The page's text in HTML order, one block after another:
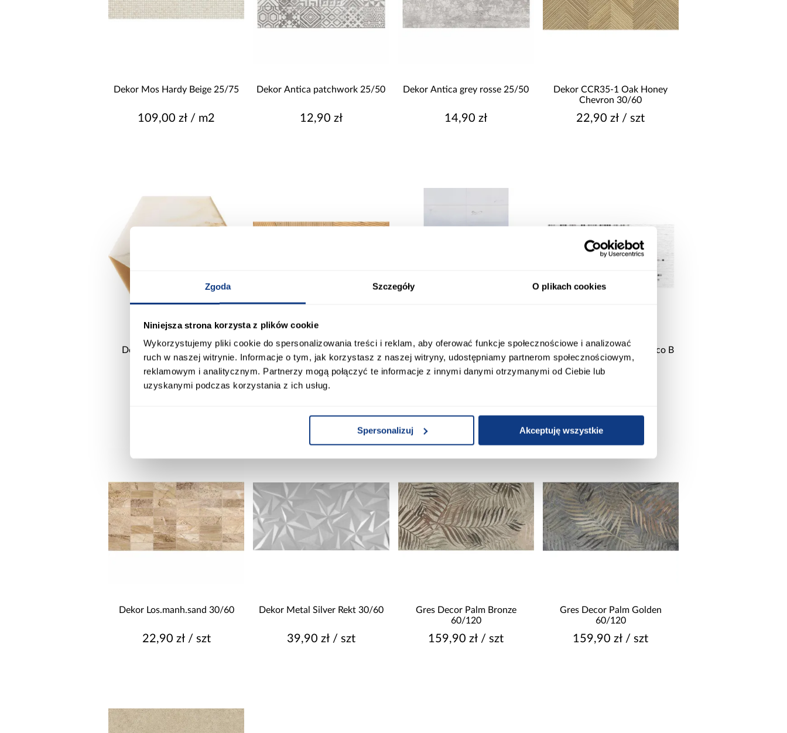
Zgoda Szczegóły O plikach cookies
Niniejsza strona korzysta z plików cookie
Wykorzystujemy pliki cookie do spersonalizowania treści i reklam, aby oferować funkcje społecznościowe i analizować
ruch w naszej witrynie. Informacje o tym, jak korzystasz z naszej witryny, udostępniamy partnerom społecznościowym,
reklamowym i analitycznym. Partnerzy mogą połączyć te informacje z innymi danymi otrzymanymi od Ciebie lub
uzyskanymi podczas korzystania z ich usług.
Spersonalizuj Akceptuję wszystkie
imitacja cegły
Pokaż więcej
do wewnątrz i na zewnątrz
Dekor Mos Hardy Beige 25/75
109,00 zł / m2
Dekor Antica patchwork 25/50
12,90 zł
Dekor Antica grey rosse 25/50
14,90 zł
Dekor CCR35-1 Oak Honey
Chevron 30/60
22,90 zł / szt
Dekor Flare Gold Hexagon
11/12,5
10,90 zł / m2
Dekor Flare Wood 30,8/60,8
75,90 zł
Dekor Heron 149,8/239,8
1 590,00 zł
Dekor Inserto carmen blanco B
25/50
29,90 zł / szt
Dekor Los.manh.sand 30/60
22,90 zł / szt
Dekor Metal Silver Rekt 30/60
39,90 zł / szt
Gres Decor Palm Bronze
60/120
159,90 zł / szt
Gres Decor Palm Golden
60/120
159,90 zł / szt